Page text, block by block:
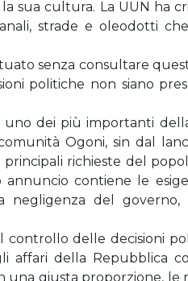
sua cultura. La UUN ha
strade e oleodotti
senza consultare
politiche non siano
dei più importanti
Ogoni, sin dal
richieste del
contiene le
del governo,
controllo delle decisioni
affari della Repubblica
una giusta proporzione, le